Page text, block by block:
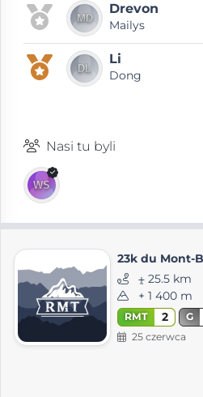
Drevon
Mailys
Li
Dong
Nasi tu byli
23k du Mont-
⨦ 25.5 km
+ 1 400 m
RMT 2 G
25 czerwca